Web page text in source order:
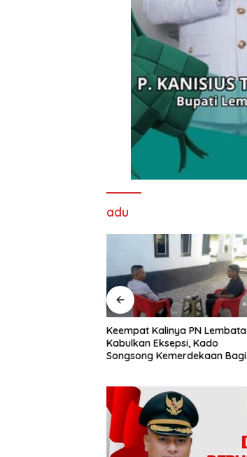
adu
Keempat Kalinya PN Lembata
Kabulkan Eksepsi, Kado
Songsong Kemerdekaan Bagi